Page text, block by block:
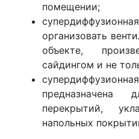
помещении;
организовать
объекте,
сайдингом и не
предназначена
перекрытий,
напольных